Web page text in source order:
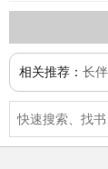
相关推荐： 长